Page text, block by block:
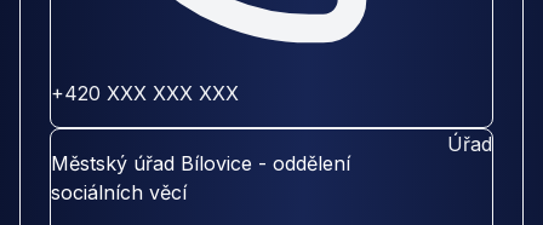
+420 XXX XXX XXX
Městský úřad Bílovice - oddělení
sociálních věcí
Úřad